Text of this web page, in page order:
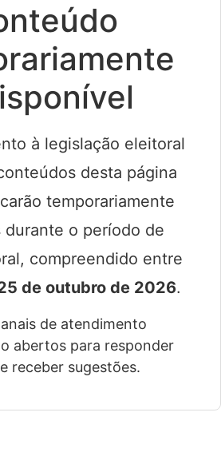
à legislação eleitoral
desta página
temporariamente
durante o período de
compreendido entre
de outubro de 2026.
de atendimento
abertos para responder
receber sugestões.